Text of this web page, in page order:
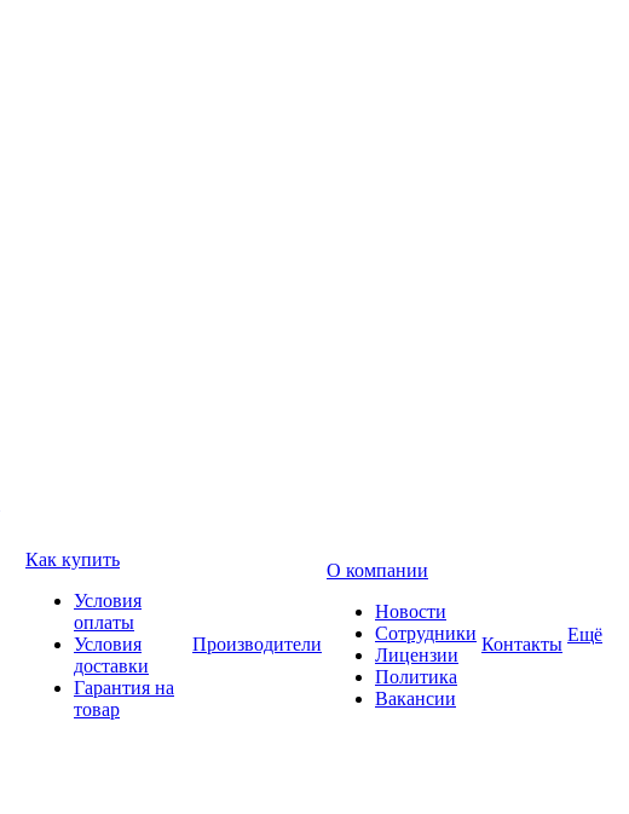
Как купить
Условия
оплаты
Условия
доставки
Гарантия на
товар
Производители
О компании
Новости
Сотрудники
Лицензии
Политика
Вакансии
Контакты Ещё